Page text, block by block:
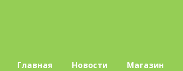
Главная Новости Магазин